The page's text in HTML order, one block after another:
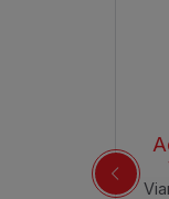
Accessoire hachoir à